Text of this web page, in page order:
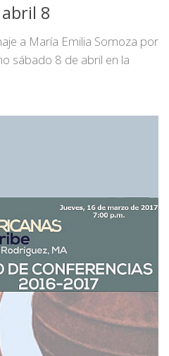
8
a María Emilia Somoza por
sábado 8 de abril en la